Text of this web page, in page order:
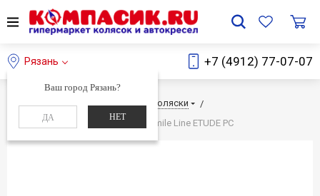
Рязань
Ваш город Рязань?
ДА НЕТ
+7 (4912) 77-07-07
Главная Каталог
Детские коляски
Детская коляска-трансформер Smile Line ETUDE PC